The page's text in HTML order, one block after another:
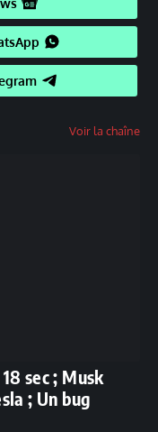
Voir la chaîne
sec ; Musk
; Un bug